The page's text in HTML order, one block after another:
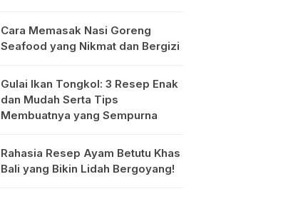
Cara Memasak Nasi Goreng
Seafood yang Nikmat dan Bergizi
Gulai Ikan Tongkol: 3 Resep Enak
dan Mudah Serta Tips
Membuatnya yang Sempurna
Rahasia Resep Ayam Betutu Khas
Bali yang Bikin Lidah Bergoyang!